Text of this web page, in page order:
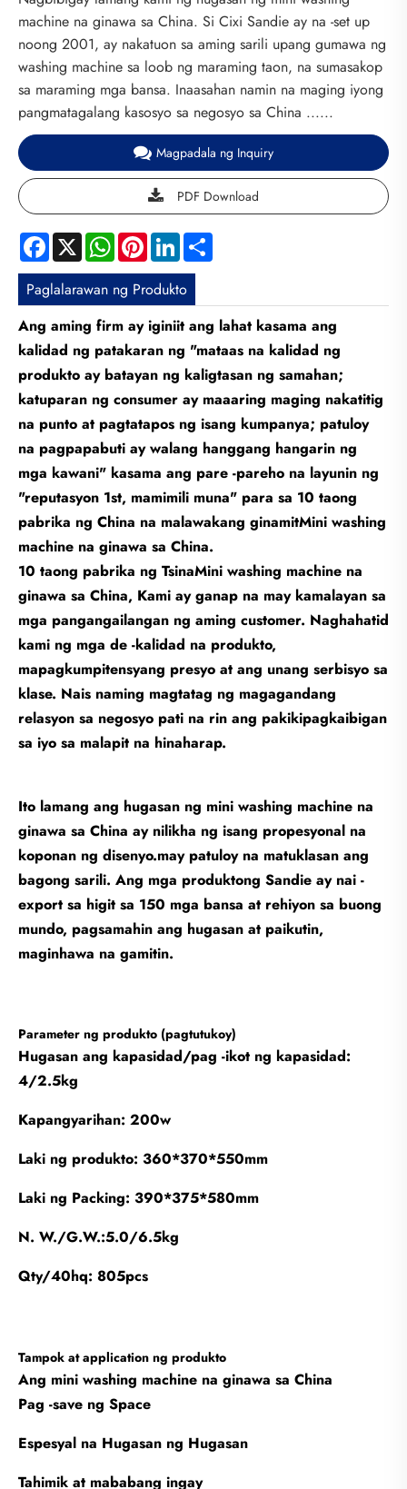
machine na ginawa sa China. Si Cixi Sandie ay na -set up
noong 2001, ay nakatuon sa aming sarili upang gumawa ng
washing machine sa loob ng maraming taon, na sumasakop
sa maraming mga bansa. Inaasahan namin na maging iyong
pangmatagalang kasosyo sa negosyo sa China ......
Magpadala ng Inquiry
PDF Download
Facebook
X WhatsApp
PinterestLinkedIn
Paglalarawan ng Produkto
Ang aming firm ay iginiit ang lahat kasama ang
kalidad ng patakaran ng "mataas na kalidad ng
produkto ay batayan ng kaligtasan ng samahan;
katuparan ng consumer ay maaaring maging nakatitig
na punto at pagtatapos ng isang kumpanya; patuloy
na pagpapabuti ay walang hanggang hangarin ng
mga kawani" kasama ang pare -pareho na layunin ng
"reputasyon 1st, mamimili muna" para sa 10 taong
pabrika ng China na malawakang ginamitMini washing
machine na ginawa sa China.
10 taong pabrika ng TsinaMini washing machine na
ginawa sa China, Kami ay ganap na may kamalayan sa
mga pangangailangan ng aming customer. Naghahatid
kami ng mga de -kalidad na produkto,
mapagkumpitensyang presyo at ang unang serbisyo sa
klase. Nais naming magtatag ng magagandang
relasyon sa negosyo pati na rin ang pakikipagkaibigan
sa iyo sa malapit na hinaharap.
Ito lamang ang hugasan ng mini washing machine na
ginawa sa China ay nilikha ng isang propesyonal na
koponan ng disenyo.may patuloy na matuklasan ang
bagong sarili. Ang mga produktong Sandie ay nai -
export sa higit sa 150 mga bansa at rehiyon sa buong
mundo, pagsamahin ang hugasan at paikutin,
maginhawa na gamitin.
Parameter ng produkto (pagtutukoy)
Hugasan ang kapasidad/pag -ikot ng kapasidad:
4/2.5kg
Kapangyarihan: 200w
Laki ng produkto: 360*370*550mm
Laki ng Packing: 390*375*580mm
N. W./G.W.:5.0/6.5kg
Qty/40hq: 805pcs
Tampok at application ng produkto
Ang mini washing machine na ginawa sa China
Pag -save ng Space
Espesyal na Hugasan ng Hugasan
Tahimik at mababang ingay